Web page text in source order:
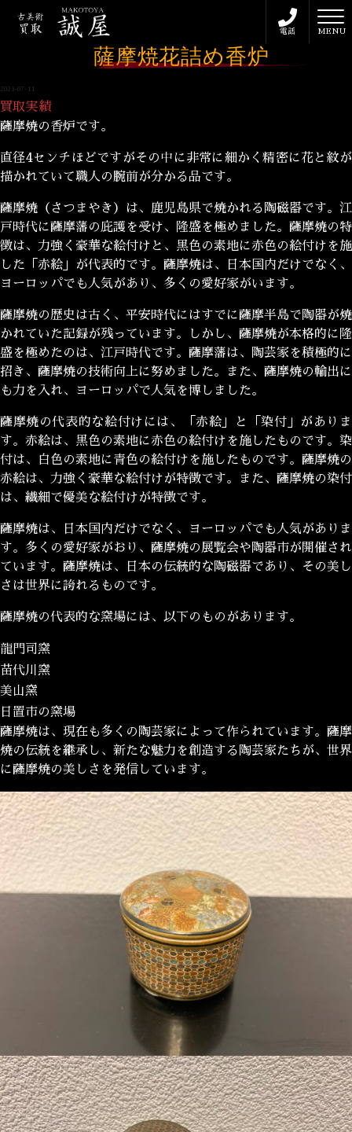
MENU
電話
薩摩焼花詰め香炉
2023-07-11
買取実績
薩摩焼の香炉です。
直径4センチほどですがその中に非常に細かく精密に花と紋が
描かれていて職人の腕前が分かる品です。
薩摩焼（さつまやき）は、鹿児島県で焼かれる陶磁器です。江
戸時代に薩摩藩の庇護を受け、隆盛を極めました。薩摩焼の特
徴は、力強く豪華な絵付けと、黒色の素地に赤色の絵付けを施
した「赤絵」が代表的です。薩摩焼は、日本国内だけでなく、
ヨーロッパでも人気があり、多くの愛好家がいます。
薩摩焼の歴史は古く、平安時代にはすでに薩摩半島で陶器が焼
かれていた記録が残っています。しかし、薩摩焼が本格的に隆
盛を極めたのは、江戸時代です。薩摩藩は、陶芸家を積極的に
招き、薩摩焼の技術向上に努めました。また、薩摩焼の輸出に
も力を入れ、ヨーロッパで人気を博しました。
薩摩焼の代表的な絵付けには、「赤絵」と「染付」がありま
す。赤絵は、黒色の素地に赤色の絵付けを施したものです。染
付は、白色の素地に青色の絵付けを施したものです。薩摩焼の
赤絵は、力強く豪華な絵付けが特徴です。また、薩摩焼の染付
は、繊細で優美な絵付けが特徴です。
薩摩焼は、日本国内だけでなく、ヨーロッパでも人気がありま
す。多くの愛好家がおり、薩摩焼の展覧会や陶器市が開催され
ています。薩摩焼は、日本の伝統的な陶磁器であり、その美し
さは世界に誇れるものです。
薩摩焼の代表的な窯場には、以下のものがあります。
龍門司窯
苗代川窯
美山窯
日置市の窯場
薩摩焼は、現在も多くの陶芸家によって作られています。薩摩
焼の伝統を継承し、新たな魅力を創造する陶芸家たちが、世界
に薩摩焼の美しさを発信しています。